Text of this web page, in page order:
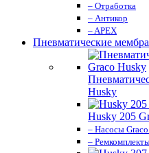
– Отработка
– Антикор
– APEX
Пневматические
Husky
Husky 205
– Насосы
–